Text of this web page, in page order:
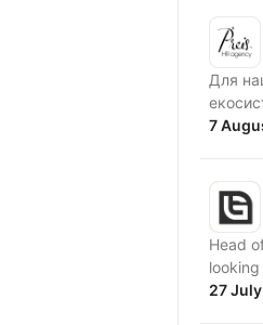
Для
7
Head
27 July